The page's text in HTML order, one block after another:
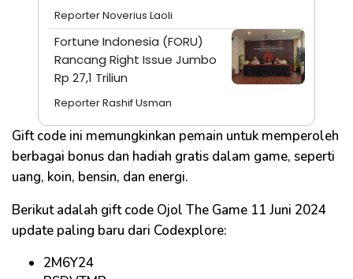
Reporter Noverius Laoli
Fortune Indonesia (FORU)
Rancang Right Issue Jumbo
Rp 27,1 Triliun
Reporter Rashif Usman
Gift code ini memungkinkan pemain untuk memperoleh
berbagai bonus dan hadiah gratis dalam game, seperti
uang, koin, bensin, dan energi.
Berikut adalah gift code Ojol The Game 11 Juni 2024
update paling baru dari Codexplore:
2M6Y24